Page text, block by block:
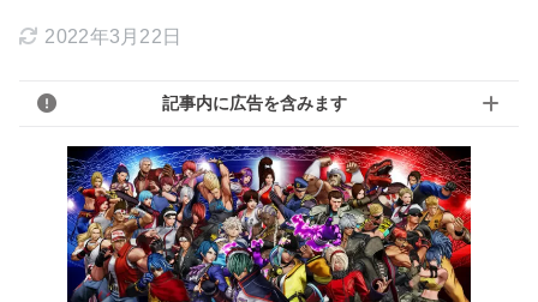
2022年3月22日
記事内に広告を含みます